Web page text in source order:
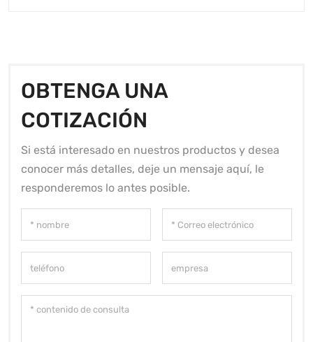
OBTENGA UNA
COTIZACIÓN
Si está interesado en nuestros productos y desea
conocer más detalles, deje un mensaje aquí, le
responderemos lo antes posible.